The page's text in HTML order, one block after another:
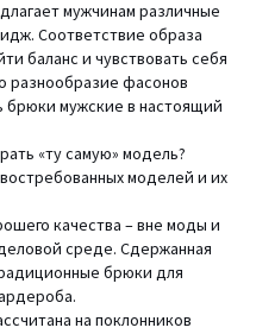
мужчинам различные
Соответствие образа
баланс и чувствовать себя
разнообразие фасонов
мужские в настоящий
«ту самую» модель?
моделей и их
качества – вне моды и
среде. Сдержанная
брюки для
на поклонников